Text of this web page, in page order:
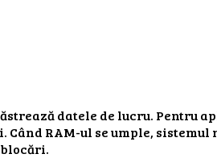
datele de lucru. Pentru
Când RAM-ul se umple,